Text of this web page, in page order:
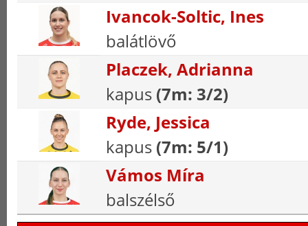
Ivancok-Soltic, Ines
balátlövő
Placzek, Adrianna
kapus (7m: 3/2)
Ryde, Jessica
kapus (7m: 5/1)
Vámos Míra
balszélső